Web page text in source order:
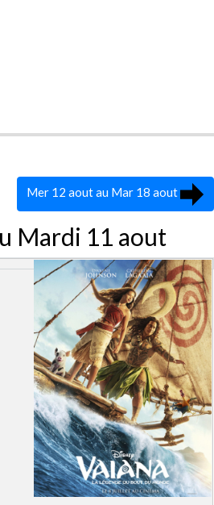
Mer 12 aout au Mar 18 aout
Mardi 11 aout